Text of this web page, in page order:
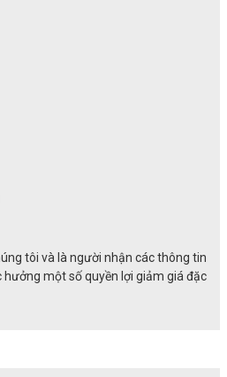
tôi và là người nhận các thông tin
một số quyền lợi giảm giá đặc